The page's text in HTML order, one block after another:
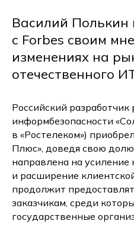
Василий Полькин
с Forbes своим
изменениях на
отечественного
Российский
информбезопасности
в «Ростелеком»)
Плюс», доведя свою
направлена на усиление
и расширение
продолжит
заказчикам, среди
государственные